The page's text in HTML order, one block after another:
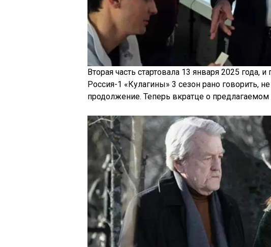
Вторая часть стартовала 13 января 2025 года,
Россия-1 «Кулагины» 3 сезон рано говорить,
продолжение. Теперь вкратце о